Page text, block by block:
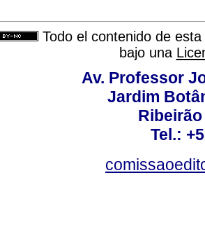
Todo el contenido de
bajo una
Av. Professor
Jardim
Tel.: